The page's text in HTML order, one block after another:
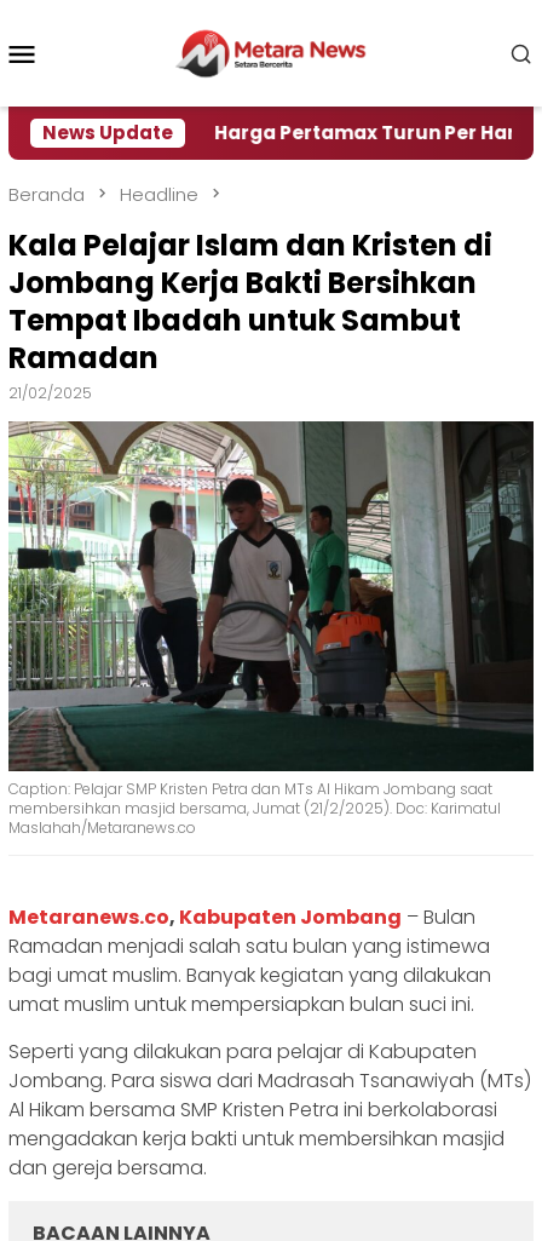
konten
News Update
Harga Pertamax Turun Per Hari Ini, Segini
Beranda Headline
Kala Pelajar Islam dan Kristen di
Jombang Kerja Bakti Bersihkan
Tempat Ibadah untuk Sambut
Ramadan
21/02/2025
Caption: Pelajar SMP Kristen Petra dan MTs Al Hikam Jombang saat
membersihkan masjid bersama, Jumat (21/2/2025). Doc: Karimatul
Maslahah/Metaranews.co
Metaranews.co, Kabupaten Jombang – Bulan
Ramadan menjadi salah satu bulan yang istimewa
bagi umat muslim. Banyak kegiatan yang dilakukan
umat muslim untuk mempersiapkan bulan suci ini.
Seperti yang dilakukan para pelajar di Kabupaten
Jombang. Para siswa dari Madrasah Tsanawiyah (MTs)
Al Hikam bersama SMP Kristen Petra ini berkolaborasi
mengadakan kerja bakti untuk membersihkan masjid
dan gereja bersama.
BACAAN LAINNYA